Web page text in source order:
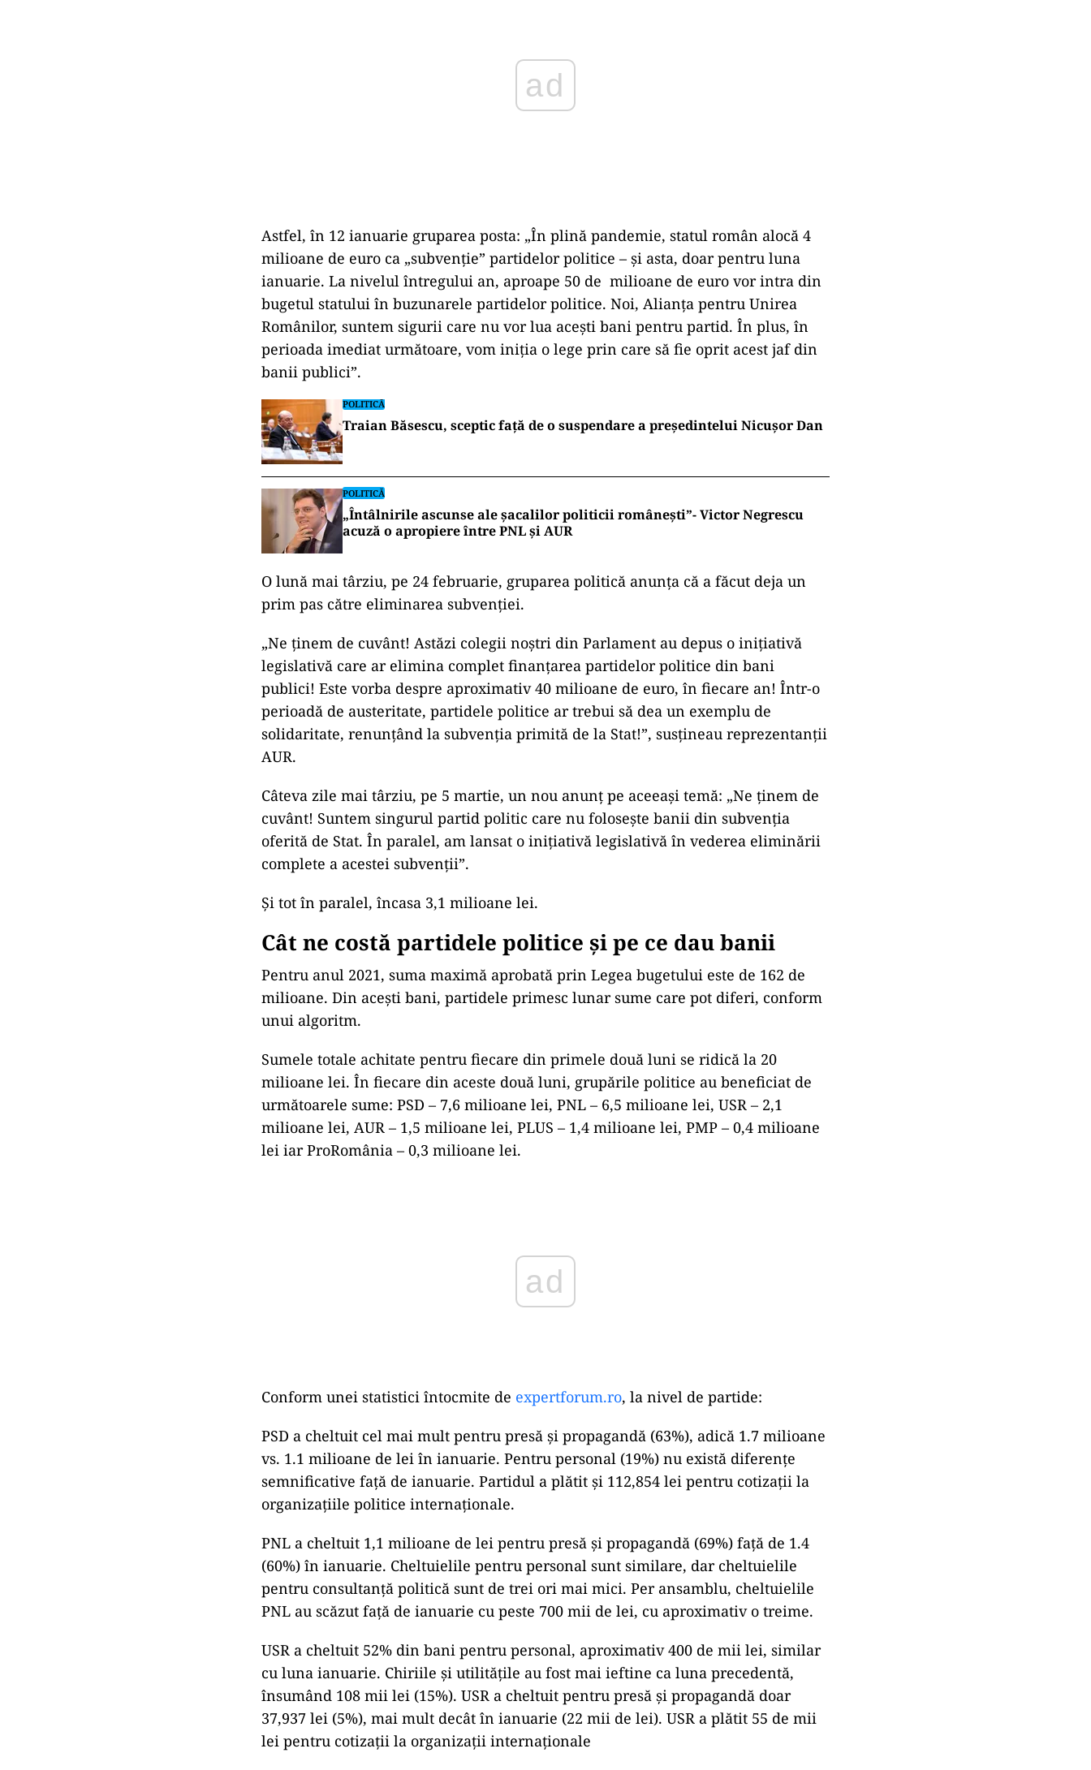
Astfel, în 12 ianuarie gruparea posta: „În plină pandemie, statul român alocă 4
milioane de euro ca „subvenție” partidelor politice – și asta, doar pentru luna
ianuarie. La nivelul întregului an, aproape 50 de milioane de euro vor intra din
bugetul statului în buzunarele partidelor politice. Noi, Alianța pentru Unirea
Românilor, suntem sigurii care nu vor lua acești bani pentru partid. În plus, în
perioada imediat următoare, vom iniția o lege prin care să fie oprit acest jaf din
banii publici”.
POLITICĂ
Traian Băsescu, sceptic față de o suspendare a președintelui Nicușor Dan
POLITICĂ
„Întâlnirile ascunse ale șacalilor politicii românești”- Victor Negrescu
acuză o apropiere între PNL și AUR
O lună mai târziu, pe 24 februarie, gruparea politică anunța că a făcut deja un
prim pas către eliminarea subvenției.
„Ne ținem de cuvânt! Astăzi colegii noștri din Parlament au depus o inițiativă
legislativă care ar elimina complet finanțarea partidelor politice din bani
publici! Este vorba despre aproximativ 40 milioane de euro, în fiecare an! Într-o
perioadă de austeritate, partidele politice ar trebui să dea un exemplu de
solidaritate, renunțând la subvenția primită de la Stat!”, susțineau reprezentanții
AUR.
Câteva zile mai târziu, pe 5 martie, un nou anunț pe aceeași temă: „Ne ținem de
cuvânt! Suntem singurul partid politic care nu folosește banii din subvenția
oferită de Stat. În paralel, am lansat o inițiativă legislativă în vederea eliminării
complete a acestei subvenții”.
Și tot în paralel, încasa 3,1 milioane lei.
Cât ne costă partidele politice și pe ce dau banii
Pentru anul 2021, suma maximă aprobată prin Legea bugetului este de 162 de
milioane. Din acești bani, partidele primesc lunar sume care pot diferi, conform
unui algoritm.
Sumele totale achitate pentru fiecare din primele două luni se ridică la 20
milioane lei. În fiecare din aceste două luni, grupările politice au beneficiat de
următoarele sume: PSD – 7,6 milioane lei, PNL – 6,5 milioane lei, USR – 2,1
milioane lei, AUR – 1,5 milioane lei, PLUS – 1,4 milioane lei, PMP – 0,4 milioane
lei iar ProRomânia – 0,3 milioane lei.
ad
Conform unei statistici întocmite de expertforum.ro, la nivel de partide:
PSD a cheltuit cel mai mult pentru presă și propagandă (63%), adică 1.7 milioane
vs. 1.1 milioane de lei în ianuarie. Pentru personal (19%) nu există diferențe
semnificative față de ianuarie. Partidul a plătit și 112,854 lei pentru cotizații la
organizațiile politice internaționale.
PNL a cheltuit 1,1 milioane de lei pentru presă și propagandă (69%) față de 1.4
(60%) în ianuarie. Cheltuielile pentru personal sunt similare, dar cheltuielile
pentru consultanță politică sunt de trei ori mai mici. Per ansamblu, cheltuielile
PNL au scăzut față de ianuarie cu peste 700 mii de lei, cu aproximativ o treime.
USR a cheltuit 52% din bani pentru personal, aproximativ 400 de mii lei, similar
cu luna ianuarie. Chiriile și utilitățile au fost mai ieftine ca luna precedentă,
însumând 108 mii lei (15%). USR a cheltuit pentru presă și propagandă doar
37,937 lei (5%), mai mult decât în ianuarie (22 mii de lei). USR a plătit 55 de mii
lei pentru cotizații la organizații internaționale